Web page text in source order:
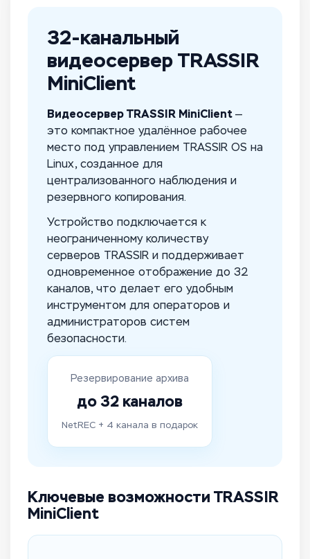
32-канальный
видеосервер TRASSIR
MiniClient
Видеосервер TRASSIR MiniClient —
это компактное удалённое рабочее
место под управлением TRASSIR OS на
Linux, созданное для
централизованного наблюдения и
резервного копирования.
Устройство подключается к
неограниченному количеству
серверов TRASSIR и поддерживает
одновременное отображение до 32
каналов, что делает его удобным
инструментом для операторов и
администраторов систем
безопасности.
Резервирование архива
до 32 каналов
NetREC + 4 канала в подарок
Ключевые возможности TRASSIR
MiniClient